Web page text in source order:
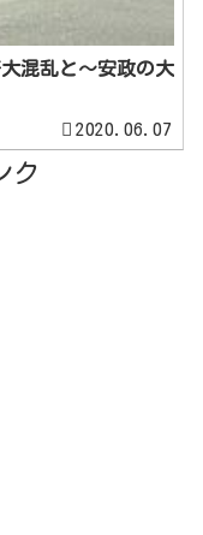
混乱と～安政の大
2020.06.07
ク